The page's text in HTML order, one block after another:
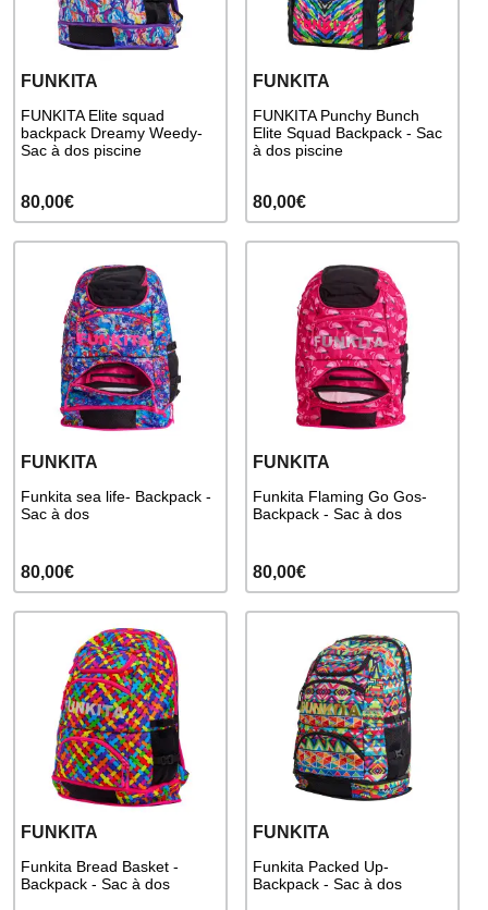
FUNKITA
FUNKITA Elite squad
backpack Dreamy Weedy-
Sac à dos piscine
80,00€
FUNKITA
FUNKITA Punchy Bunch
Elite Squad Backpack - Sac
à dos piscine
80,00€
FUNKITA
Funkita sea life- Backpack -
Sac à dos
80,00€
FUNKITA
Funkita Flaming Go Gos-
Backpack - Sac à dos
80,00€
FUNKITA
Funkita Bread Basket -
Backpack - Sac à dos
FUNKITA
Funkita Packed Up-
Backpack - Sac à dos